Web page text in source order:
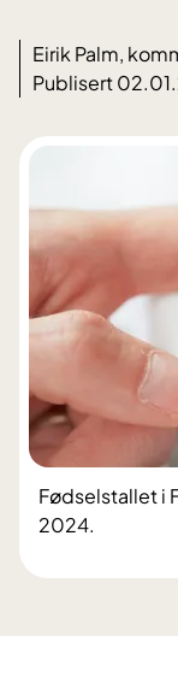
Eirik Palm,
Publisert
Fødselstallet i
2024.